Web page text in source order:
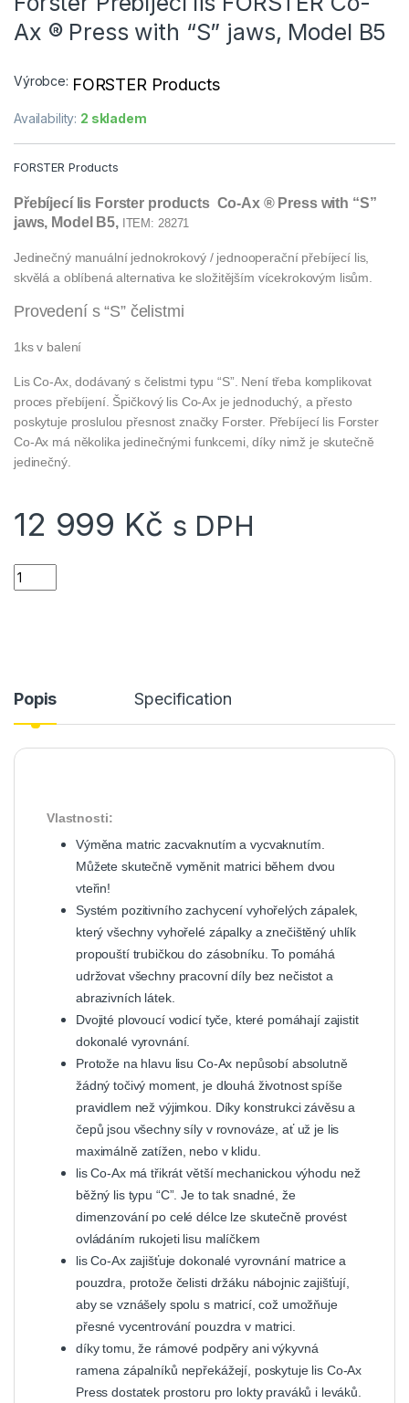
Ax ® Press with “S” jaws, Model B5
Výrobce: FORSTER Products
Availability: 2 skladem
FORSTER Products
Přebíjecí lis Forster products Co-Ax ® Press with “S”
jaws, Model B5, ITEM: 28271
Jedinečný manuální jednokrokový / jednooperační přebíjecí lis,
skvěláa oblíbená alternativa ke složitějším vícekrokovým lisům.
Provedení s “S” čelistmi
1ks v balení
Lis Co-Ax, dodávaný s čelistmi typu “S”. Není třeba komplikovat
proces přebíjení. Špičkový lis Co-Ax je jednoduchý, a přesto
poskytuje proslulou přesnost značky Forster. Přebíjecí lis Forster
Co-Ax má několika jedinečnými funkcemi, díky nimž je skutečně
jedinečný.
12 999 Kč s DPH
Forster Přebíjecí lis FORSTER Co-Ax ® Press with "S" jaws,
Popis Specification
Vlastnosti:
Výměna matric zacvaknutím a vycvaknutím.
Můžete skutečně vyměnit matrici během dvou
vteřin!
Systém pozitivního zachycení vyhořelých zápalek,
který všechny vyhořelé zápalky a znečištěný uhlík
propouští trubičkou do zásobníku. To pomáhá
udržovat všechny pracovní díly bez nečistot a
abrazivních látek.
Dvojité plovoucí vodicí tyče, které pomáhají zajistit
dokonalé vyrovnání.
Protože na hlavu lisu Co-Ax nepůsobí absolutně
žádný točivý moment, je dlouhá životnost spíše
pravidlem než výjimkou. Díky konstrukci závěsu a
čepů jsou všechny síly v rovnováze, ať už je lis
maximálně zatížen, nebo v klidu.
lis Co-Ax má třikrát větší mechanickou výhodu než
běžný lis typu “C”. Je to tak snadné, že
dimenzování po celé délce lze skutečně provést
ovládáním rukojeti lisu malíčkem
lis Co-Ax zajišťuje dokonalé vyrovnání matrice a
pouzdra, protože čelisti držáku nábojnic zajišťují,
aby se vznášely spolu s matricí, což umožňuje
přesné vycentrování pouzdra v matrici.
díky tomu, že rámové podpěry ani výkyvná
ramena zápalníků nepřekážejí, poskytuje lis Co-Ax
Press dostatek prostoru pro lokty praváků i leváků.